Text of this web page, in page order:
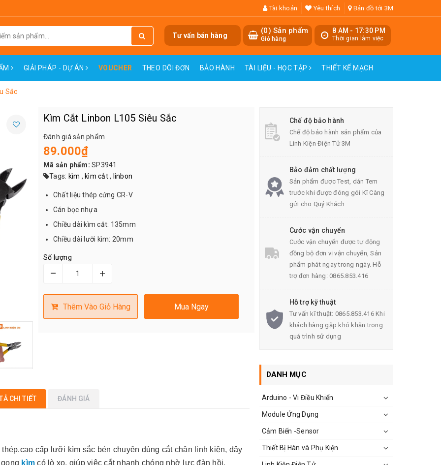
Tài khoản Yêu thích Bản đồ tới 3M
8 AM - 17:30 PM
Thời gian làm việc
(0) Sản phẩm
Giỏ hàng
Tư vấn bán hàng
GIẢI PHÁP - DỰ ÁN VOUCHER THEO DÕI ĐƠN BẢO HÀNH TÀI LIỆU - HỌC TẬP THIẾT KẾ MẠCH
Sắc
Kìm Cắt Linbon L105 Siêu Sắc
Đánh giá sản phẩm
89.000₫
Mã sản phẩm: SP3941
Tags: kìm , kìm cắt , linbon
Chất liệu thép cứng CR-V
Cán bọc nhựa
Chiều dài kìm cắt: 135mm
Chiều dài lưỡi kìm: 20mm
Số lượng
– +
Thêm Vào Giỏ Hàng Mua Ngay
CHI TIẾT ĐÁNH GIÁ
cấp lưỡi kìm sắc bén chuyên dùng cắt chân linh kiện, dây
kìmcó lò xo, giúp việc cắt nhanh chóng nhờ lực đàn hồi.
Chế độ bảo hành
Chế độ bảo hành sản phẩm của
Linh Kiện Điện Tử 3M
Bảo đảm chất lượng
Sản phẩm được Test, dán Tem
trước khi được đóng gói Kĩ Càng
gửi cho Quý Khách
Cước vận chuyển
Cước vận chuyển được tự động
đồng bộ đơn vị vận chuyển, Sản
phẩm phát ngay trong ngày. Hỗ
trợ đơn hàng: 0865.853.416
Hỗ trợ kỹ thuật
Tư vấn kĩ thuật: 0865.853.416 Khi
khách hàng gặp khó khăn trong
quá trình sử dụng
DANH MỤC
Arduino - Vi Điều Khiển
Module Ứng Dụng
Cảm Biến -Sensor
Thiết Bị Hàn và Phụ Kiện